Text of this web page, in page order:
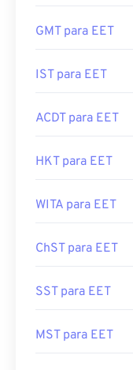
GMT para EET
IST para EET
ACDT para EET
HKT para EET
WITA para EET
ChST para EET
SST para EET
MST para EET